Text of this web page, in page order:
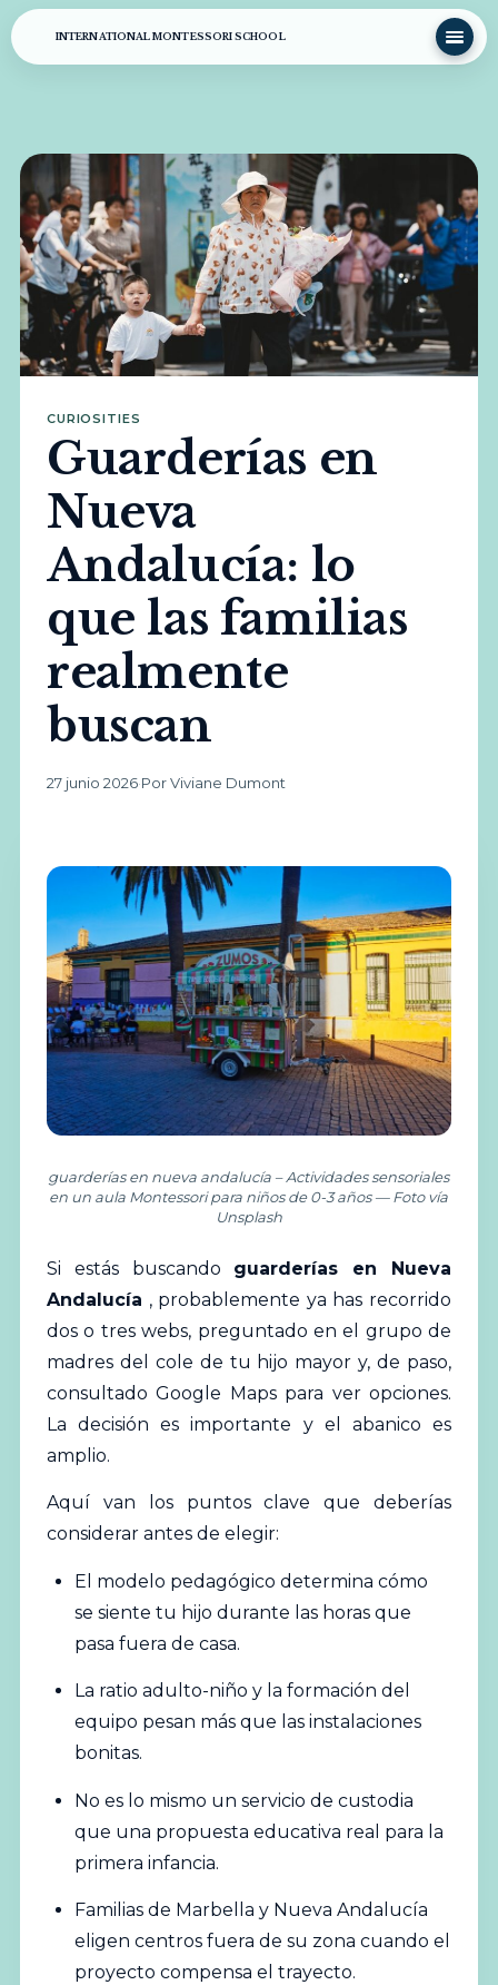
INTERNATIONAL MONTESSORI SCHOOL
CURIOSITIES
Guarderías en
Nueva
Andalucía: lo
que las familias
realmente
buscan
27 junio 2026·Por Viviane Dumont
guarderías en nueva andalucía – Actividades sensoriales
en un aula Montessori para niños de 0-3 años — Foto vía
Unsplash
Si estás buscando guarderías en Nueva
Andalucía , probablemente ya has recorrido
dos o tres webs, preguntado en el grupo de
madres del cole de tu hijo mayor y, de paso,
consultado Google Maps para ver opciones.
La decisión es importante y el abanico es
amplio.
Aquí van los puntos clave que deberías
considerar antes de elegir:
El modelo pedagógico determina cómo
se siente tu hijo durante las horas que
pasa fuera de casa.
La ratio adulto-niño y la formación del
equipo pesan más que las instalaciones
bonitas.
No es lo mismo un servicio de custodia
que una propuesta educativa real para la
primera infancia.
Familias de Marbella y Nueva Andalucía
eligen centros fuera de su zona cuando el
proyecto compensa el trayecto.